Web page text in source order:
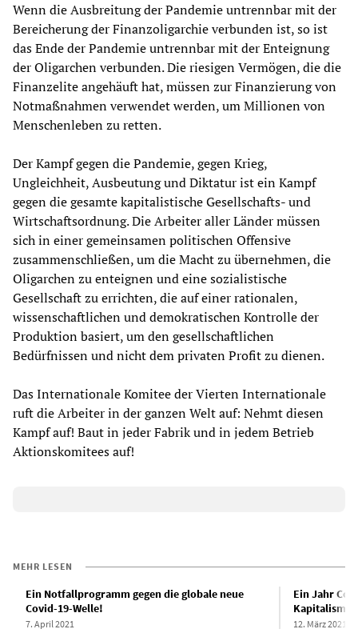
Wenn die Ausbreitung der Pandemie untrennbar mit der
Bereicherung der Finanzoligarchie verbunden ist, so ist
das Ende der Pandemie untrennbar mit der Enteignung
der Oligarchen verbunden. Die riesigen Vermögen, die die
Finanzelite angehäuft hat, müssen zur Finanzierung von
Notmaßnahmen verwendet werden, um Millionen von
Menschenleben zu retten.
Der Kampf gegen die Pandemie, gegen Krieg,
Ungleichheit, Ausbeutung und Diktatur ist ein Kampf
gegen die gesamte kapitalistische Gesellschafts- und
Wirtschaftsordnung. Die Arbeiter aller Länder müssen
sich in einer gemeinsamen politischen Offensive
zusammenschließen, um die Macht zu übernehmen, die
Oligarchen zu enteignen und eine sozialistische
Gesellschaft zu errichten, die auf einer rationalen,
wissenschaftlichen und demokratischen Kontrolle der
Produktion basiert, um den gesellschaftlichen
Bedürfnissen und nicht dem privaten Profit zu dienen.
Das Internationale Komitee der Vierten Internationale
ruft die Arbeiter in der ganzen Welt auf: Nehmt diesen
Kampf auf! Baut in jeder Fabrik und in jedem Betrieb
Aktionskomitees auf!
MEHR LESEN
Ein Notfallprogramm gegen die globale neue
Covid-19-Welle!
7. April 2021
Ein Jahr
12. März 2021